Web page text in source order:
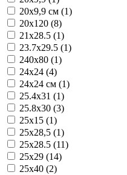
20x9,9 см (1)
20х120 (8)
21x28.5 (1)
23.7x29.5 (1)
240x80 (1)
24x24 (4)
24x24 см (1)
25.4x31 (1)
25.8x30 (3)
25x15 (1)
25x28,5 (1)
25x28.5 (11)
25x29 (14)
25x40 (2)